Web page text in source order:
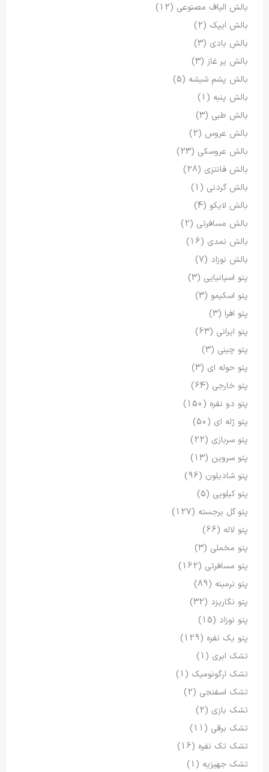
بالش الیاف مصنوعی (12)
بالش ایپک (2)
بالش بادی (3)
بالش پر غاز (3)
بالش پشم شیشه (5)
بالش پنبه (1)
بالش طبی (3)
بالش عروس (2)
بالش عروسکی (23)
بالش فانتزی (28)
بالش گردنی (1)
بالش لایکو (4)
بالش مسافرتی (2)
بالش نمدی (16)
بالش نوزاد (7)
پتو اسپانیایی (3)
پتو اسکیمو (3)
پتو افرا (3)
پتو ایرانی (63)
پتو چینی (3)
پتو حوله ای (3)
پتو خارجی (64)
پتو دو نفره (150)
پتو ژله ای (50)
پتو سربازی (22)
پتو سروین (13)
پتو شادیلون (96)
پتو کیلویی (5)
پتو گل برجسته (127)
پتو لاله (66)
پتو مخملی (3)
پتو مسافرتی (162)
پتو نرمینه (89)
پتو نگاریزد (32)
پتو نوزاد (15)
پتو یک نفره (129)
تشک ابری (1)
تشک ارگونومیک (1)
تشک اسفنجی (2)
تشک بازی (2)
تشک برقی (11)
تشک تک نفره (16)
تشک جهیزیه (1)